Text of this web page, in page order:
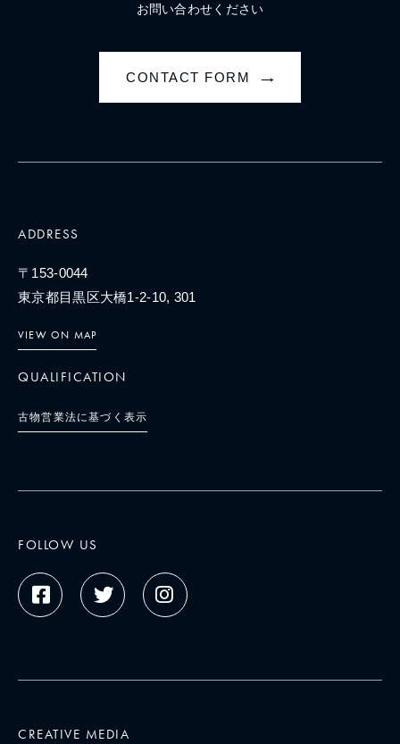
お問い合わせください
CONTACT FORM →
ADDRESS
〒153-0044
東京都目黒区大橋1-2-10, 301
VIEW ON MAP
QUALIFICATION
古物営業法に基づく表示
FOLLOW US
CREATIVE MEDIA